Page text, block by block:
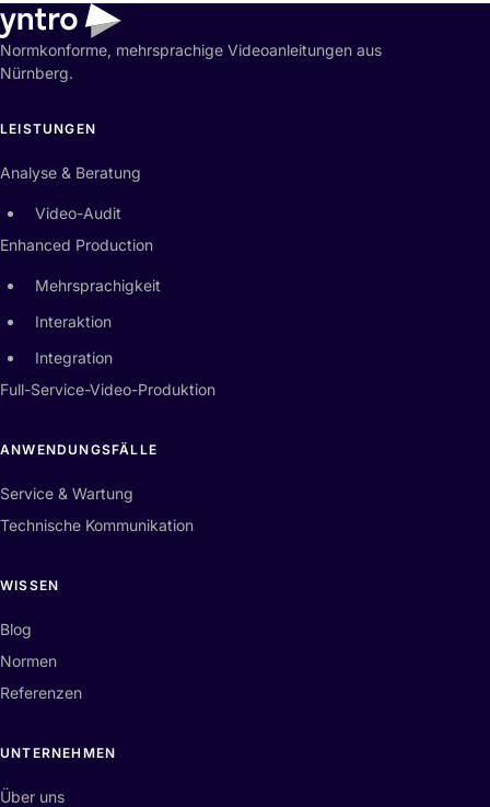
Normkonforme, mehrsprachige Videoanleitungen aus
Nürnberg.
LEISTUNGEN
Analyse & Beratung
Video-Audit
Enhanced Production
Mehrsprachigkeit
Interaktion
Integration
Full-Service-Video-Produktion
ANWENDUNGSFÄLLE
Service & Wartung
Technische Kommunikation
WISSEN
Blog
Normen
Referenzen
UNTERNEHMEN
Über uns